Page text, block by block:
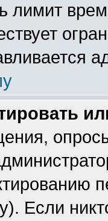
лимит
Если